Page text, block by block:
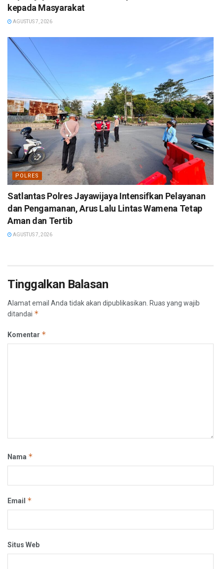
kepada Masyarakat
AGUSTUS 7, 2026
POLRES
Satlantas Polres Jayawijaya Intensifkan Pelayanan
dan Pengamanan, Arus Lalu Lintas Wamena Tetap
Aman dan Tertib
AGUSTUS 7, 2026
Tinggalkan Balasan
Alamat email Anda tidak akan dipublikasikan. Ruas yang wajib
ditandai *
Komentar *
Nama *
Email *
Situs Web